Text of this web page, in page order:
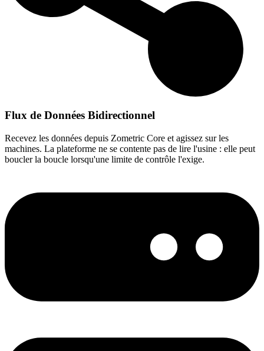
Flux de Données Bidirectionnel
Recevez les données depuis Zometric Core et agissez sur les
machines. La plateforme ne se contente pas de lire l'usine : elle peut
boucler la boucle lorsqu'une limite de contrôle l'exige.